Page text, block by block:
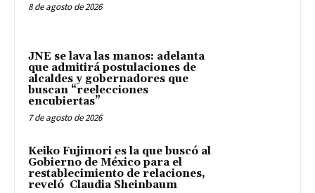
8 de agosto de 2026
JNE se lava las manos: adelanta
que admitirá postulaciones de
alcaldes y gobernadores que
buscan “reelecciones
encubiertas”
7 de agosto de 2026
Keiko Fujimori es la que buscó al
Gobierno de México para el
restablecimiento de relaciones,
reveló Claudia Sheinbaum